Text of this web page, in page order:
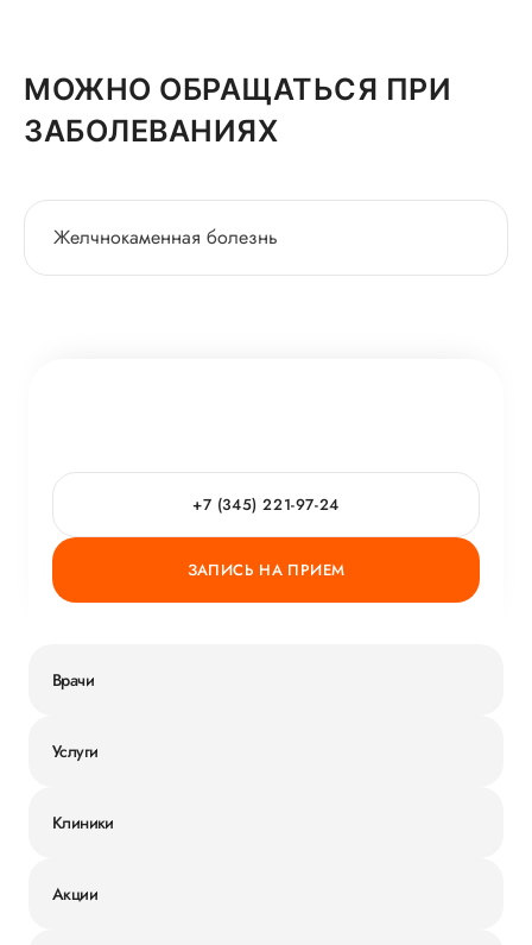
МОЖНО ОБРАЩАТЬСЯ ПРИ
ЗАБОЛЕВАНИЯХ
Желчнокаменная болезнь
+7 (345) 221-97-24
ЗАПИСЬ НА ПРИЕМ
Врачи
Услуги
Клиники
Акции